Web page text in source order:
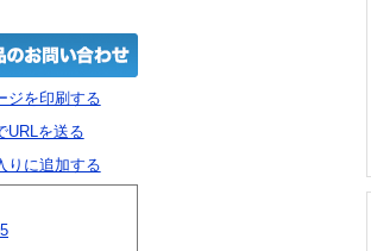
ジを印刷する
URLを送る
りに追加する